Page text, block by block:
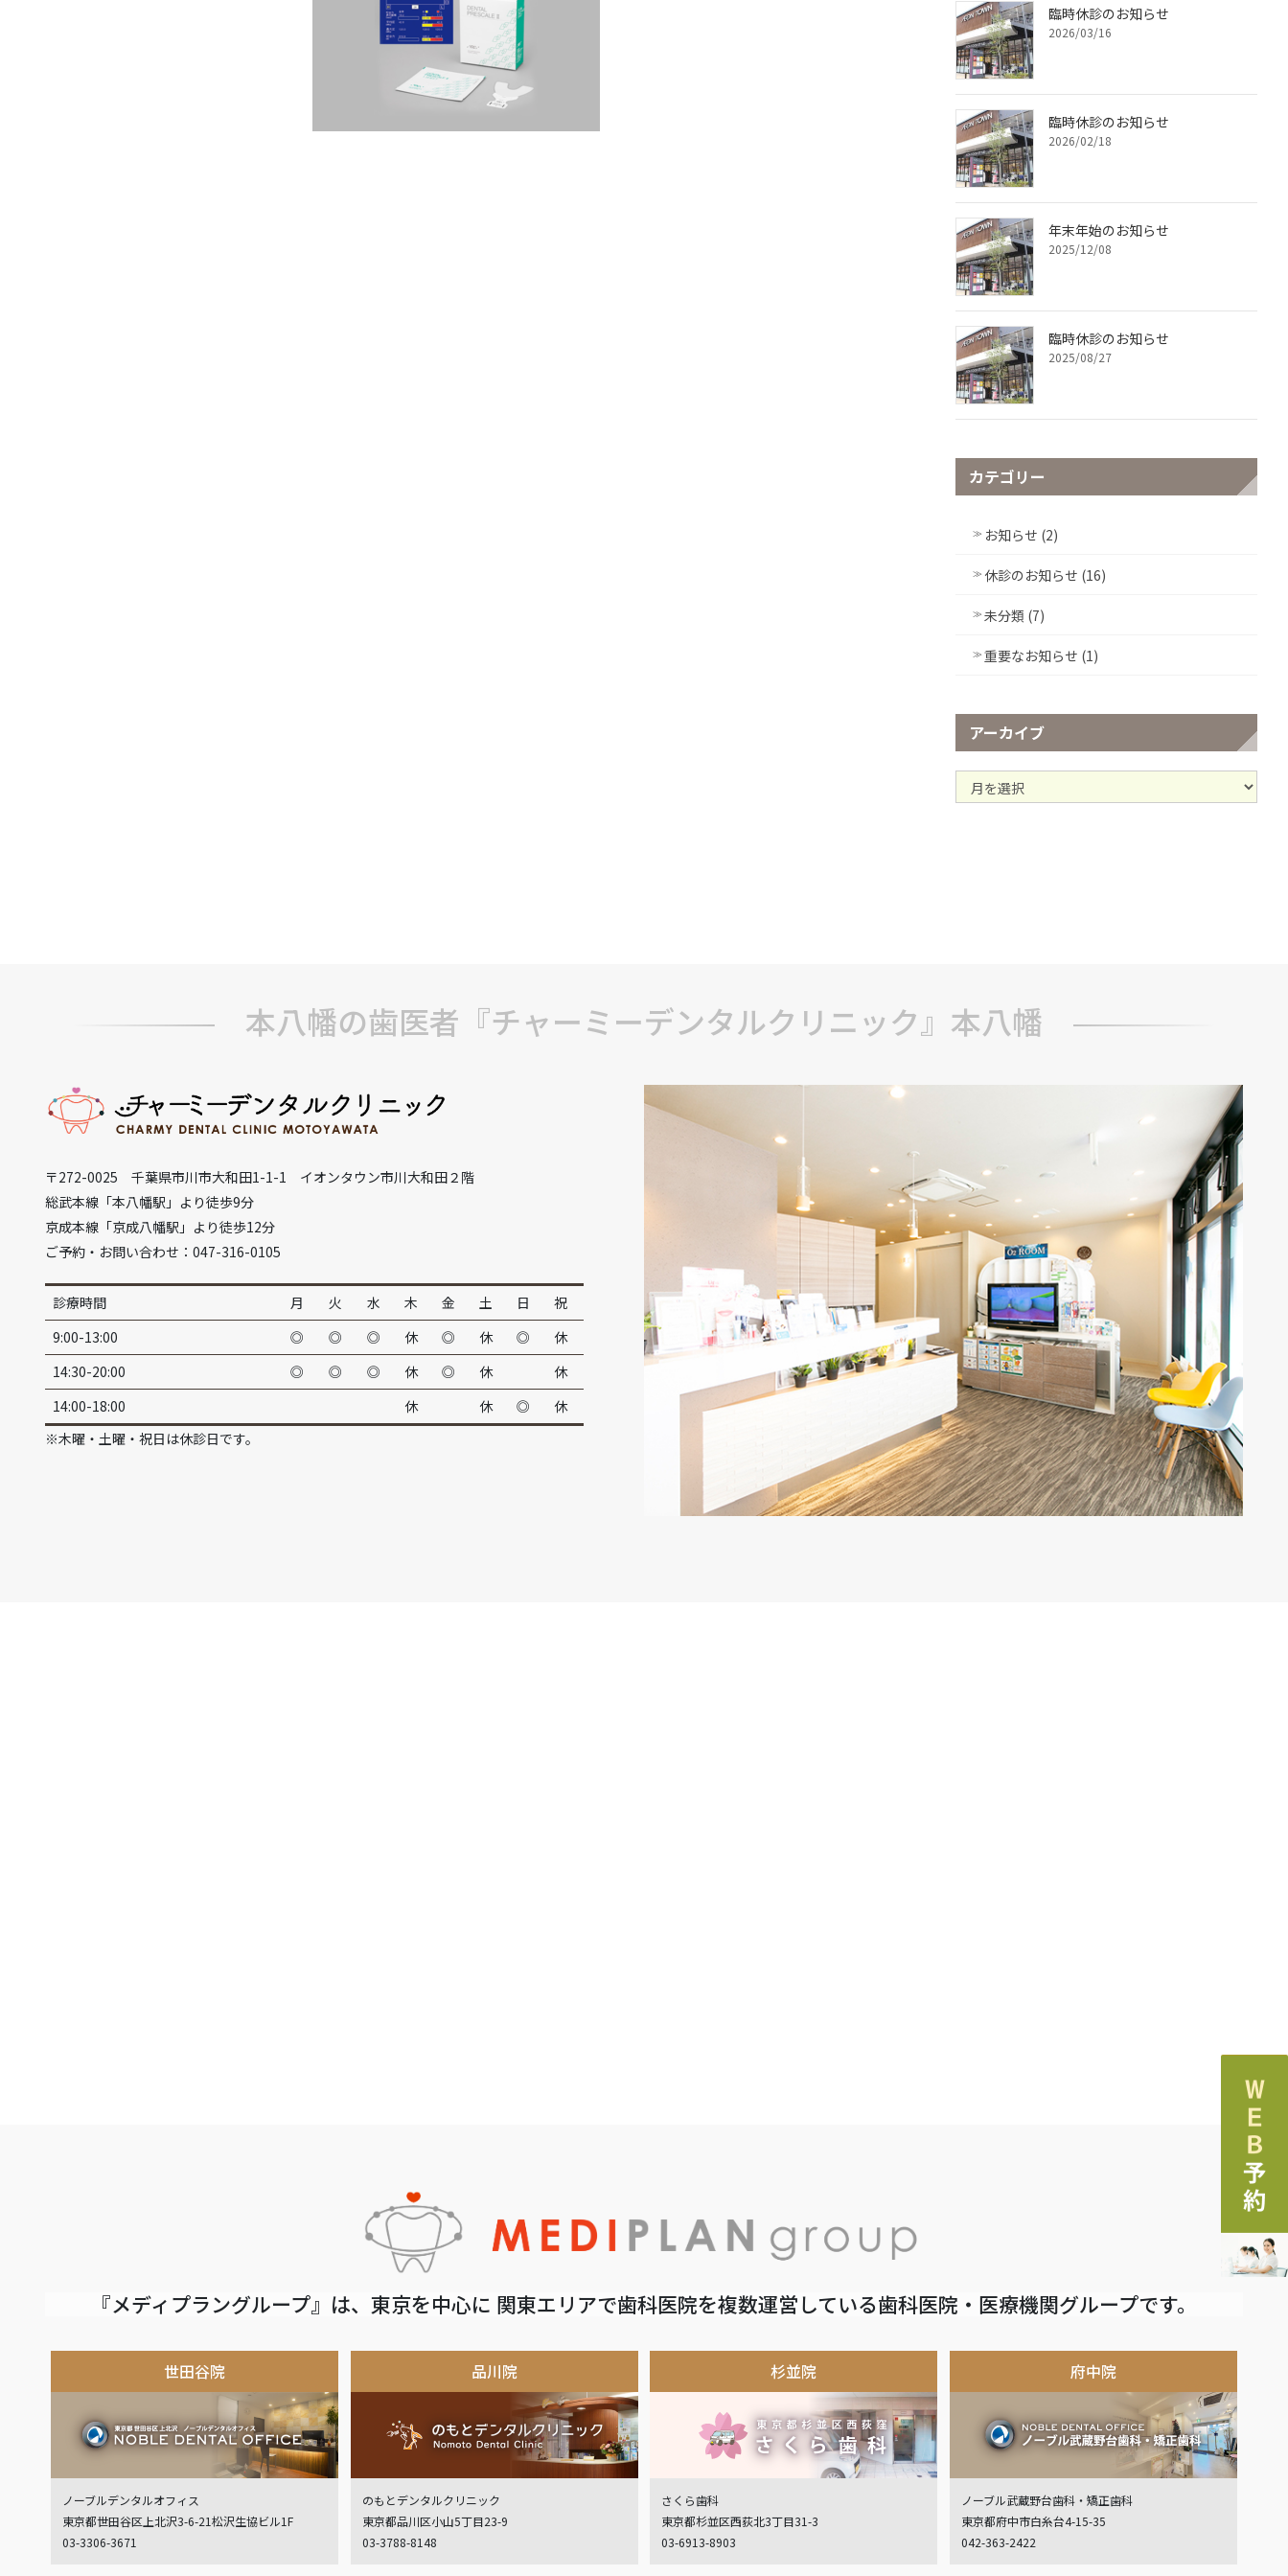
臨時休診のお知らせ
2026/03/16
臨時休診のお知らせ
2026/02/18
年末年始のお知らせ
2025/12/08
臨時休診のお知らせ
2025/08/27
カテゴリー
お知らせ (2)
休診のお知らせ (16)
未分類 (7)
重要なお知らせ (1)
アーカイブ
ー
本八幡の歯医者『チャーミーデンタルクリニック』本八幡
〒272-0025 千葉県市川市大和田1-1-1 イオンタウン市川大和田２階
総武本線「本八幡駅」より徒歩9分
京成本線「京成八幡駅」より徒歩12分
ご予約・お問い合わせ：047-316-0105
診療時間 月 火 水 木 金 土 日
祝
9:00-13:00
◎ ◎ ◎ 休 ◎ 休 ◎
休
14:30-20:00
◎ ◎ ◎ 休 ◎ 休
休
14:00-18:00
休 休 ◎
休
※木曜・土曜・祝日は休診日です。
『メディプラングループ』は、東京を中心に 関東エリアで歯科医院を複数運営している歯科医院・医療機関グループです。
世田谷院
ノーブルデンタルオフィス
東京都世田谷区上北沢3-6-21松沢生協ビル1F
03-3306-3671
品川院
のもとデンタルクリニック
東京都品川区小山5丁目23-9
03-3788-8148
杉並院
さくら歯科
東京都杉並区西荻北3丁目31-3
03-6913-8903
府中院
ノーブル武蔵野台歯科・矯正歯科
東京都府中市白糸台4-15-35
042-363-2422